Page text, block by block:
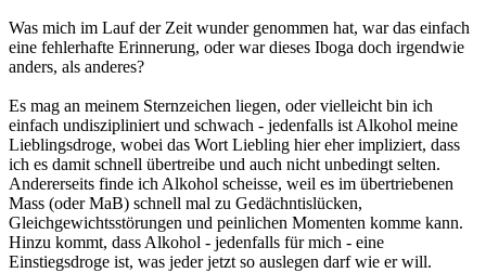
Was mich im Lauf der Zeit wunder genommen hat, war das einfach
eine fehlerhafte Erinnerung, oder war dieses Iboga doch irgendwie
anders, als anderes?
Es mag an meinem Sternzeichen liegen, oder vielleicht bin ich
einfach undiszipliniert und schwach - jedenfalls ist Alkohol meine
Lieblingsdroge, wobei das Wort Liebling hier eher impliziert, dass
ich es damit schnell übertreibe und auch nicht unbedingt selten.
Andererseits finde ich Alkohol scheisse, weil es im übertriebenen
Mass (oder MaB) schnell mal zu Gedächntislücken,
Gleichgewichtsstörungen und peinlichen Momenten komme kann.
Hinzu kommt, dass Alkohol - jedenfalls für mich - eine
Einstiegsdroge ist, was jeder jetzt so auslegen darf wie er will.